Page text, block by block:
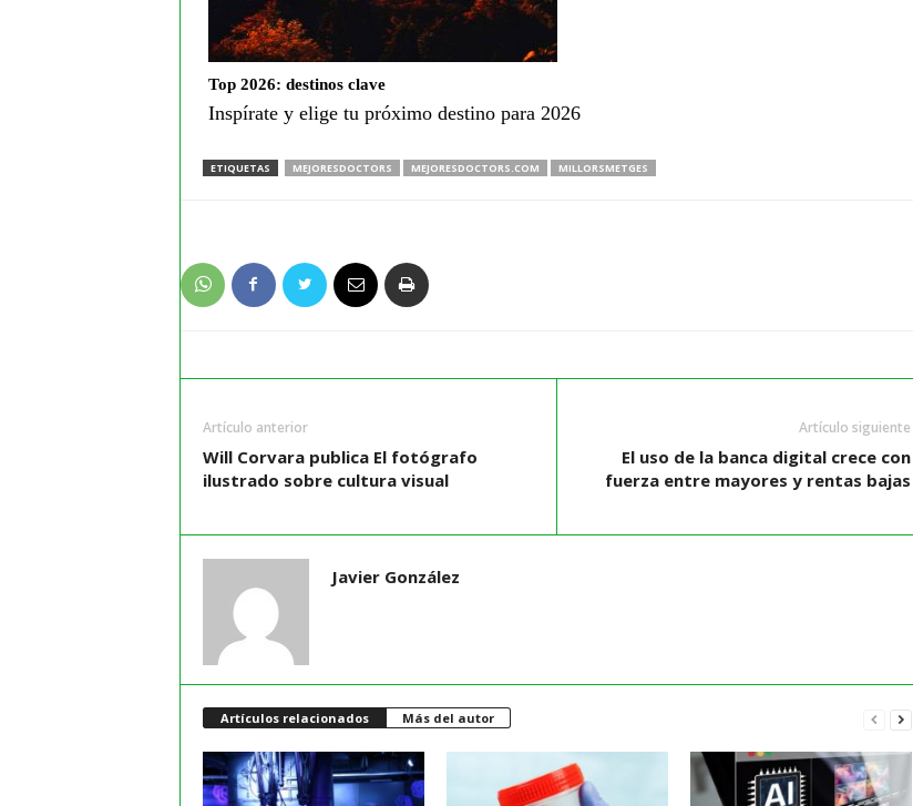
Top 2026: destinos clave
Inspírate y elige tu próximo destino para 2026
ETIQUETAS MEJORESDOCTORS MEJORESDOCTORS.COM MILLORSMETGES
Artículo anterior
Will Corvara publica El fotógrafo
ilustrado sobre cultura visual
Artículo siguiente
El uso de la banca digital crece con
fuerza entre mayores y rentas bajas
Javier González
Artículos relacionados Más del autor